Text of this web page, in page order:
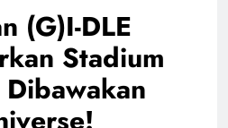
(G)I-DLE
Stadium